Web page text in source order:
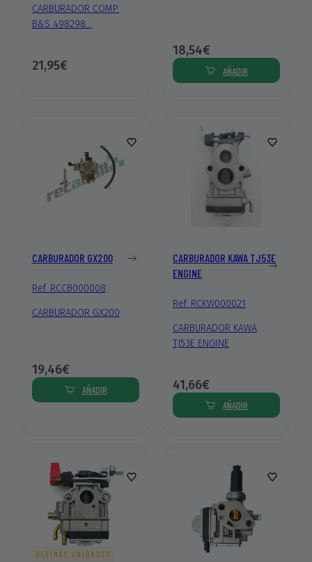
CARBURADOR COMP.
B&S 498298...
21,95€
18,54€
AÑADIR
CARBURADOR GX200
Ref. RCCB000008
CARBURADOR GX200
19,46€
AÑADIR
CARBURADOR KAWA TJ53E
ENGINE
Ref. RCKW000021
CARBURADOR KAWA
TJ53E ENGINE
41,66€
AÑADIR
ÚLTIMAS UNIDADES